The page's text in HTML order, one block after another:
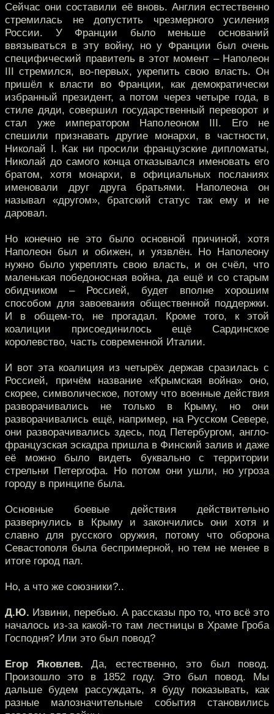
Сейчас они составили её вновь. Англия естественно
стремилась не допустить чрезмерного усиления
России. У Франции было меньше оснований
ввязываться в эту войну, но у Франции был очень
специфический правитель в этот момент – Наполеон
III стремился, во-первых, укрепить свою власть. Он
пришёл к власти во Франции, как демократически
избранный президент, а потом через четыре года, в
стиле дяди, совершил государственный переворот и
стал уже императором Наполеоном III. Его не
спешили признавать другие монархи, в частности,
Николай I. Как ни просили французские дипломаты,
Николай до самого конца отказывался именовать его
братом, хотя монархи, в официальных посланиях
именовали друг друга братьями. Наполеона он
называл «другом», братский статус так ему и не
даровал.
Но конечно не это было основной причиной, хотя
Наполеон был и обижен, и уязвлён. Но Наполеону
нужно было укреплять свою власть, и он счёл, что
маленькая победоносная война, да ещё и со старым
обидчиком – Россией, будет вполне хорошим
способом для завоевания общественной поддержки.
И в общем-то, не прогадал. Кроме того, к этой
коалиции присоединилось ещё Сардинское
королевство, часть современной Италии.
И вот эта коалиция из четырёх держав сразилась с
Россией, причём название «Крымская война» оно,
скорее, символическое, потому что военные действия
разворачивались не только в Крыму, но они
разворачивались ещё, например, на Русском Севере,
они разворачивались здесь, под Петербургом, англо-
французская эскадра пришла в Финский залив и даже
её можно было видеть буквально с территории
стрельни Петергофа. Но потом они ушли, но угроза
городу в принципе была.
Основные боевые действия действительно
развернулись в Крыму и закончились они хотя и
славно для русского оружия, потому что оборона
Севастополя была беспримерной, но тем не менее в
итоге город пал.
Но, а что же союзники?..
Д.Ю. Извини, перебью. А рассказы про то, что всё это
началось из-за какой-то там лестницы в Храме Гроба
Господня? Или это был повод?
Егор Яковлев. Да, естественно, это был повод.
Произошло это в 1852 году. Это был повод. Мы
дальше будем рассуждать, я буду показывать, как
разные малозначительные события становились